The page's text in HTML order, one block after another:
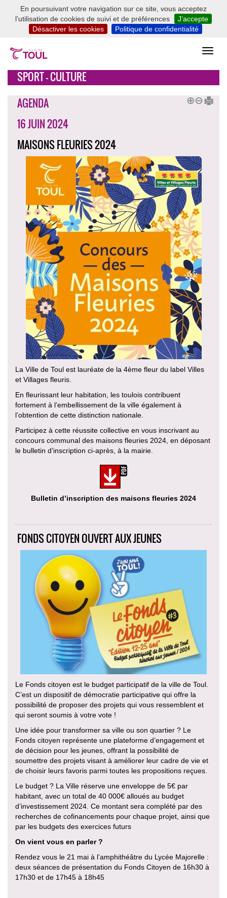
En poursuivant votre navigation sur ce site, vous acceptez
l’utilisation de cookies de suivi et de préférences
J’accepte
Désactiver les cookies
Politique de confidentialité
SPORT - CULTURE
AGENDA
16 JUIN 2024
MAISONS FLEURIES 2024
La Ville de Toul est lauréate de la 4ème fleur du label Villes
et Villages fleuris.
En fleurissant leur habitation, les toulois contribuent
fortement à l’embellissement de la ville également à
l’obtention de cette distinction nationale.
Participez à cette réussite collective en vous inscrivant au
concours communal des maisons fleuries 2024, en déposant
le bulletin d’inscription ci-après, à la mairie.
Bulletin d’inscription des maisons fleuries 2024
FONDS CITOYEN OUVERT AUX JEUNES
Le Fonds citoyen est le budget participatif de la ville de Toul.
C’est un dispositif de démocratie participative qui offre la
possibilité de proposer des projets qui vous ressemblent et
qui seront soumis à votre vote !
Une idée pour transformer sa ville ou son quartier ? Le
Fonds citoyen représente une plateforme d’engagement et
de décision pour les jeunes, offrant la possibilité de
soumettre des projets visant à améliorer leur cadre de vie et
de choisir leurs favoris parmi toutes les propositions reçues.
Le budget ? La Ville réserve une enveloppe de 5€ par
habitant, avec un total de 40 000€ alloués au budget
d’investissement 2024. Ce montant sera complété par des
recherches de cofinancements pour chaque projet, ainsi que
par les budgets des exercices futurs
On vient vous en parler ?
Rendez vous le 21 mai à l’amphithéâtre du Lycée Majorelle :
deux séances de présentation du Fonds Citoyen de 16h30 à
17h30 et de 17h45 à 18h45